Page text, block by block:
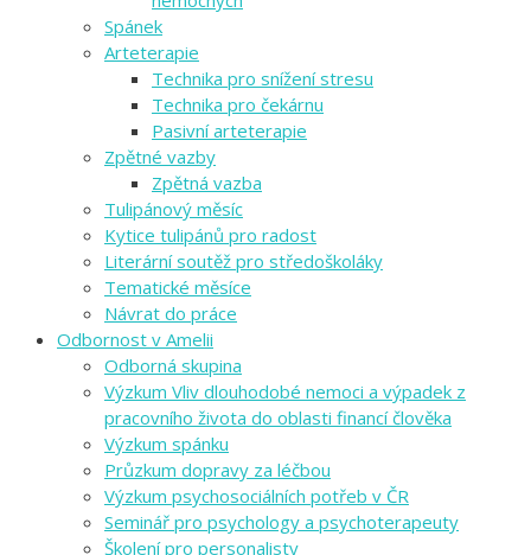
Spánek
Arteterapie
Technika pro snížení stresu
Technika pro čekárnu
Pasivní arteterapie
Zpětné vazby
Zpětná vazba
Tulipánový měsíc
Kytice tulipánů pro radost
Literární soutěž pro středoškoláky
Tematické měsíce
Návrat do práce
Odbornost v Amelii
Odborná skupina
Výzkum Vliv dlouhodobé nemoci a výpadek z
pracovního života do oblasti financí člověka
Výzkum spánku
Průzkum dopravy za léčbou
Výzkum psychosociálních potřeb v ČR
Seminář pro psychology a psychoterapeuty
Školení pro personalisty